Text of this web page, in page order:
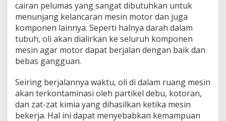
cairan pelumas yang sangat dibutuhkan untuk
menunjang kelancaran mesin motor dan juga
komponen lainnya. Seperti halnya darah dalam
tubuh, oli akan dialirkan ke seluruh komponen
mesin agar motor dapat berjalan dengan baik dan
bebas gangguan.
Seiring berjalannya waktu, oli di dalam ruang mesin
akan terkontaminasi oleh partikel debu, kotoran,
dan zat-zat kimia yang dihasilkan ketika mesin
bekerja. Hal ini dapat menyebabkan kemampuan